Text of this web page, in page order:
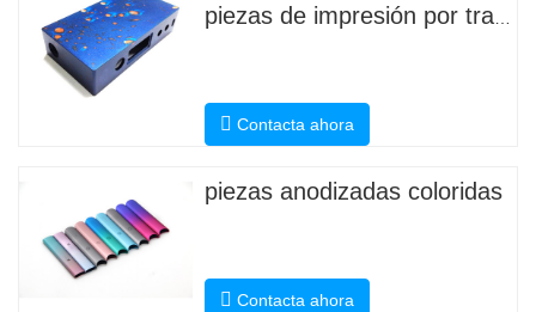
piezas de impresión por transferencia de agua
Contacta ahora
piezas anodizadas coloridas
Contacta ahora